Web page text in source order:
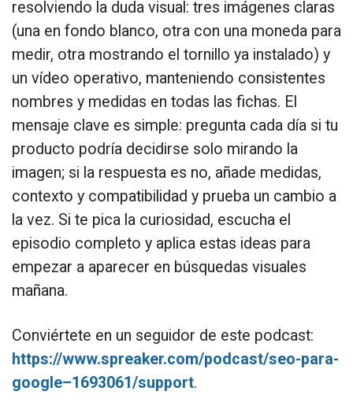
resolviendo la duda visual: tres imágenes claras
(una en fondo blanco, otra con una moneda para
medir, otra mostrando el tornillo ya instalado) y
un vídeo operativo, manteniendo consistentes
nombres y medidas en todas las fichas. El
mensaje clave es simple: pregunta cada día si tu
producto podría decidirse solo mirando la
imagen; si la respuesta es no, añade medidas,
contexto y compatibilidad y prueba un cambio a
la vez. Si te pica la curiosidad, escucha el
episodio completo y aplica estas ideas para
empezar a aparecer en búsquedas visuales
mañana.
Conviértete en un seguidor de este podcast:
https://www.spreaker.com/podcast/seo-para-
google–1693061/support.